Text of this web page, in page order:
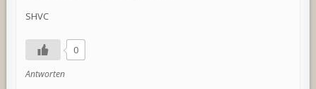
SHVC
0
Antworten